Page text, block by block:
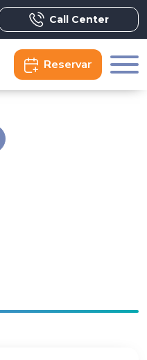
Call Center
Reservar